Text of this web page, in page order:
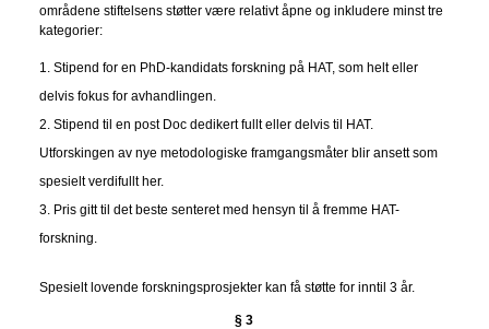
områdene stiftelsens støtter være relativt åpne og inkludere minst tre
kategorier:
Stipend for en PhD-kandidats forskning på HAT, som helt eller
delvis fokus for avhandlingen.
Stipend til en post Doc dedikert fullt eller delvis til HAT.
Utforskingen av nye metodologiske framgangsmåter blir ansett som
spesielt verdifullt her.
Pris gitt til det beste senteret med hensyn til å fremme HAT-
forskning.
Spesielt lovende forskningsprosjekter kan få støtte for inntil 3 år.
§ 3